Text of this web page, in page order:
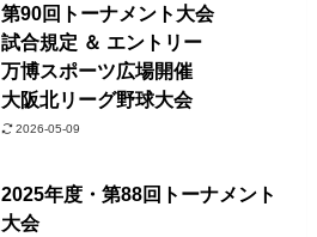
第90回トーナメント大会
試合規定 ＆ エントリー
万博スポーツ広場開催
大阪北リーグ野球大会
2026-05-09
2025年度・第88回トーナメント
大会